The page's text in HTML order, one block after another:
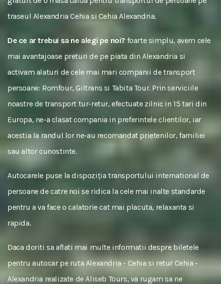
traseul Alexandria Cehia si Cehia Alexandria.
De ce ar trebui sa ne alegi pe noi? foarte simplu, avem cele
mai avantajoase preturi de pe piata din Alexandria si
activam alaturi de cele mai mari companii de transport
persoane: Romfour, Giltrans si Tabita Tour. Prin serviciile
noastre de transport tur-retur, efectuate zilnic in 15 tari din
Europa, ne-a clasat compania in preferintele clientilor, iar
acestia la randul lor ne-au recomandat prietenilor, familiei
sau altor cunostinte.
Autocarele puse la dispoziția transportului international de
persoane de catre noi se ridica la cele mai inalte standarde
pentru a va face o calatorie cat mai placuta, relaxanta si
rapida.
Daca doriti sa aflati mai multe informatii despre biletele
pentru autocar pe ruta Alexandria - Cehia si retur Cehia -
Alexandria realizate de Aliseb Tours, va rugam sa ne